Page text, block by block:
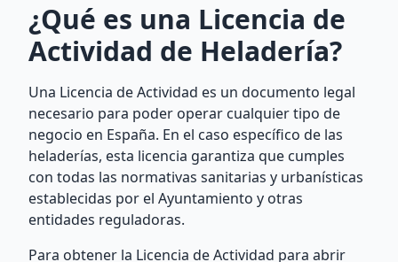
¿Qué es una Licencia de
Actividad de Heladería?
Una Licencia de Actividad es un documento legal
necesario para poder operar cualquier tipo de
negocio en España. En el caso específico de las
heladerías, esta licencia garantiza que cumples
con todas las normativas sanitarias y urbanísticas
establecidas por el Ayuntamiento y otras
entidades reguladoras.
Para obtener la Licencia de Actividad para abrir